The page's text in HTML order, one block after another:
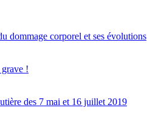
dommage corporel et ses évolutions
!
des 7 mai et 16 juillet 2019